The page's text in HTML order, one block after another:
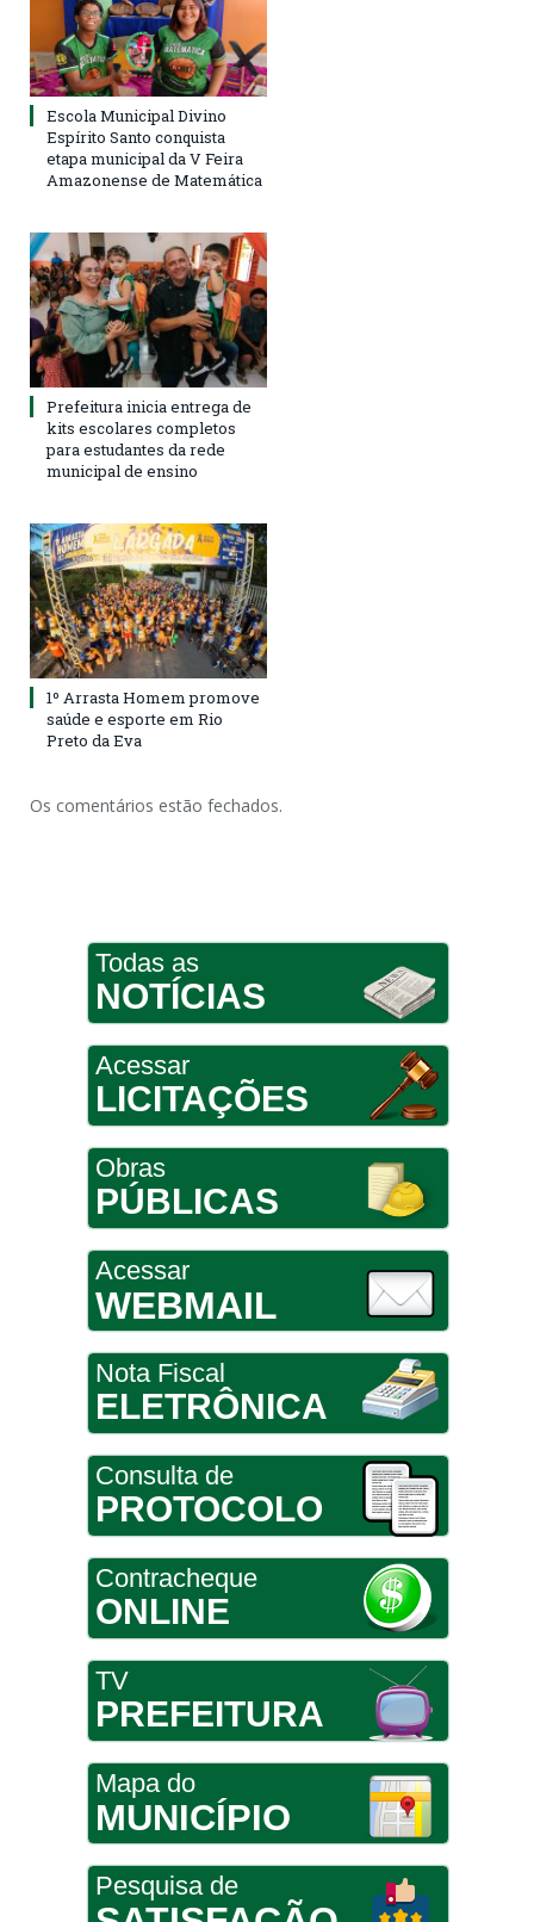
Escola Municipal Divino
Espírito Santo conquista
etapa municipal da V Feira
Amazonense de Matemática
Prefeitura inicia entrega de
kits escolares completos
para estudantes da rede
municipal de ensino
1º Arrasta Homem promove
saúde e esporte em Rio
Preto da Eva
Os comentários estão fechados.
Todas as
NOTÍCIAS
Acessar
LICITAÇÕES
Obras
PÚBLICAS
Acessar
WEBMAIL
Nota Fiscal
ELETRÔNICA
Consulta de
PROTOCOLO
Contracheque
ONLINE
TV
PREFEITURA
Mapa do
MUNICÍPIO
Pesquisa de